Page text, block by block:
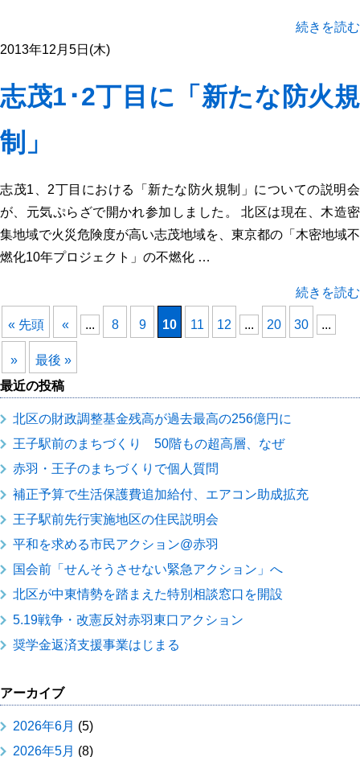
続きを読む
2013年12月5日(木)
志茂1･2丁目に「新たな防火規
制」
志茂1、2丁目における「新たな防火規制」についての説明会
が、元気ぷらざで開かれ参加しました。 北区は現在、木造密
集地域で火災危険度が高い志茂地域を、東京都の「木密地域不
燃化10年プロジェクト」の不燃化 …
続きを読む
« 先頭 « ... 8 9 10 11 12 ... 20 30 ...
»
最後 »
最近の投稿
北区の財政調整基金残高が過去最高の256億円に
王子駅前のまちづくり 50階もの超高層、なぜ
赤羽・王子のまちづくりで個人質問
補正予算で生活保護費追加給付、エアコン助成拡充
王子駅前先行実施地区の住民説明会
平和を求める市民アクション@赤羽
国会前「せんそうさせない緊急アクション」へ
北区が中東情勢を踏まえた特別相談窓口を開設
5.19戦争・改憲反対赤羽東口アクション
奨学金返済支援事業はじまる
アーカイブ
2026年6月 (5)
2026年5月 (8)